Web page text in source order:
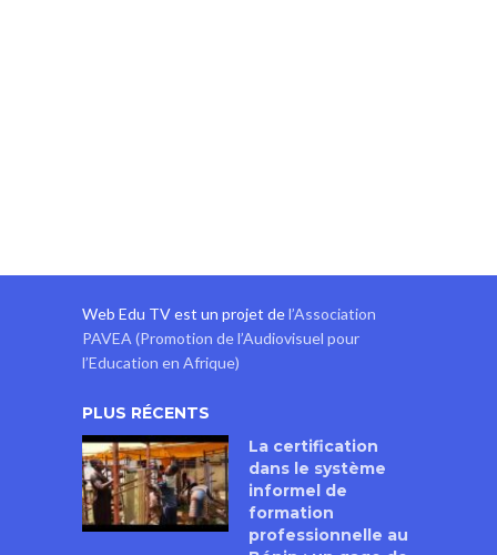
Web Edu TV est un projet del’Association
PAVEA (Promotion de l’Audiovisuel pour
l’Education en Afrique)
PLUS RÉCENTS
La certification
dans le système
informel de
formation
professionnelle au